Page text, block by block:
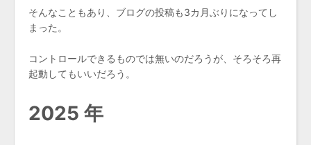
そんなこともあり、ブログの投稿も3カ月ぶりになってし
まった。
コントロールできるものでは無いのだろうが、そろそろ再
起動してもいいだろう。
2025 年